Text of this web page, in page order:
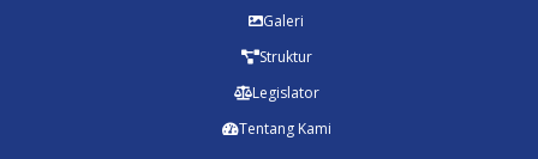
Galeri
Struktur
Legislator
Tentang Kami